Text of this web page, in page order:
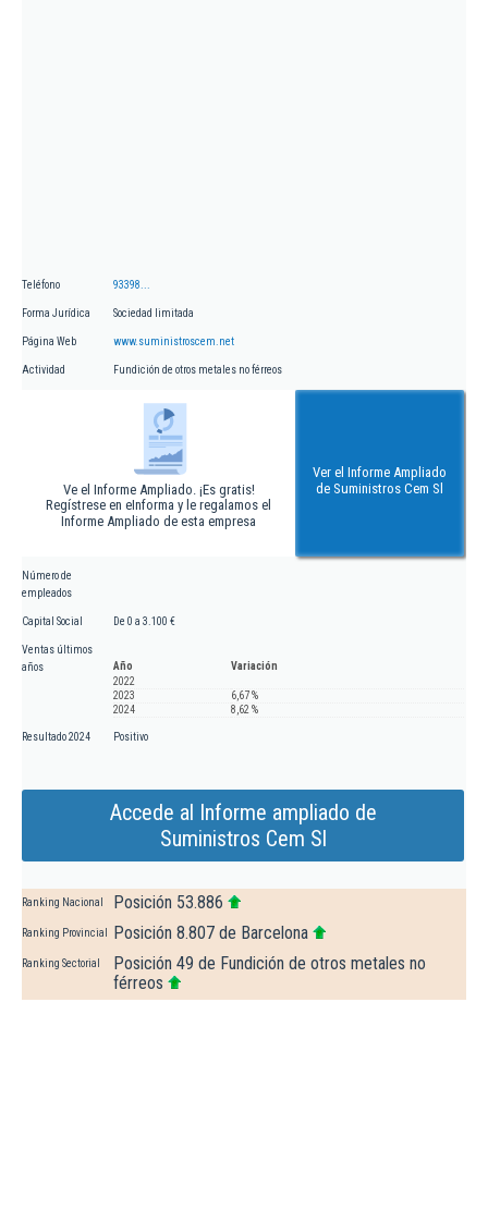
Teléfono 93398...
Forma Jurídica Sociedad limitada
Página Web www.suministroscem.net
Actividad Fundición de otros metales no férreos
Ve el Informe Ampliado. ¡Es gratis!
Regístrese en eInforma y le regalamos el
Informe Ampliado de esta empresa
Ver el Informe Ampliado
de Suministros Cem Sl
Número de
empleados
Capital Social De 0 a 3.100 €
Ventas últimos
años
Año
Variación
2022
2023
6,67 %
2024
8,62 %
Resultado 2024 Positivo
Accede al Informe ampliado de
Suministros Cem Sl
Ranking Nacional Posición 53.886
Ranking Provincial Posición 8.807 de Barcelona
Ranking Sectorial
Posición 49 de Fundición de otros metales no
férreos